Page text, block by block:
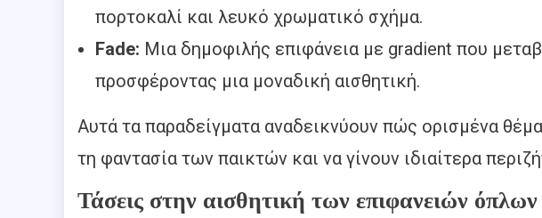
πορτοκαλί και λευκό χρωματικό σχήμα.
Fade: Μια δημοφιλής επιφάνεια με gradient που
προσφέροντας μια μοναδική αισθητική.
Αυτά τα παραδείγματα αναδεικνύουν πώς ορισμένα
τη φαντασία των παικτών και να γίνουν ιδιαίτερα
Τάσεις στην αισθητική των επιφανειών όπλων